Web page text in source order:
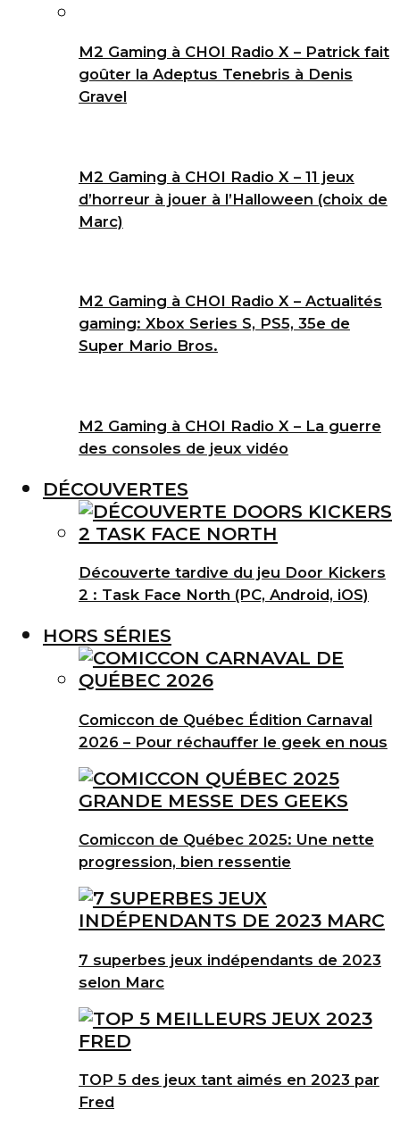
M2 Gaming à CHOI Radio X – Patrick fait
goûter la Adeptus Tenebris à Denis
Gravel
M2 Gaming à CHOI Radio X – 11 jeux
d’horreur à jouer à l’Halloween (choix de
Marc)
M2 Gaming à CHOI Radio X – Actualités
gaming: Xbox Series S, PS5, 35e de
Super Mario Bros.
M2 Gaming à CHOI Radio X – La guerre
des consoles de jeux vidéo
DÉCOUVERTES
Découverte tardive du jeu Door Kickers
2 : Task Face North (PC, Android, iOS)
HORS SÉRIES
Comiccon de Québec Édition Carnaval
2026 – Pour réchauffer le geek en nous
Comiccon de Québec 2025: Une nette
progression, bien ressentie
7 superbes jeux indépendants de 2023
selon Marc
TOP 5 des jeux tant aimés en 2023 par
Fred